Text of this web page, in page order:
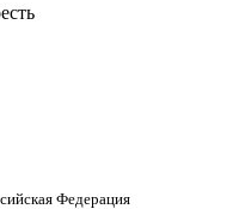
Федерация